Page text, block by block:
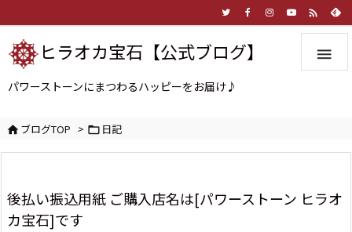


ヒラオカ宝石【公式ブログ】
パワーストーンにまつわるハッピーをお届け♪
ブログTOP >  日記
後払い振込用紙 ご購入店名は[パワーストーン ヒラオ
カ宝石]です